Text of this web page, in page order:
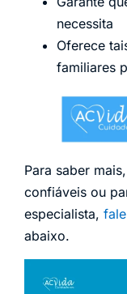
necessita
Oferece
familiares
Para saber
confiáveis ou
especialista,
abaixo.